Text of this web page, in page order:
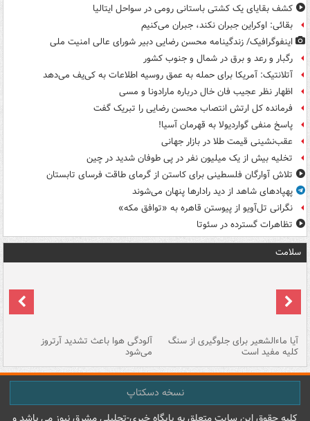
کشف بقایای یک کشتی باستانی رومی در سواحل ایتالیا
بقائی: اوکراین جبران نکند، جبران می‌کنیم
اینفوگرافیک/ زندگینامه محسن رضایی دبیر شورای عالی امنیت‌ ملی
رگبار و رعد و برق در شمال و جنوب کشور
آتلانتیک: آمریکا برای حمله به عمق روسیه اطلاعات به کی‌یف می‌دهد
اظهار نظر عجیب فان خال درباره مارادونا و مسی
فرمانده کل ارتش انتصاب محسن رضایی را تبریک گفت
پاسخ منفی گواردیولا به قهرمان آسیا!
عقب‌نشینی قیمت طلا در بازار جهانی
تخلیه بیش از یک میلیون نفر در پی طوفان شدید در چین
تلاش آوارگان فلسطینی برای کاستن از گرمای طاقت فرسای تابستان
پهپادهای شاهد از دید رادارها پنهان می‌شوند
نگرانی تل‌آویو از پیوستن قاهره به «توافق مکه»
تظاهرات گسترده در سئوتا
سلامت
آیا ماءالشعیر برای جلوگیری از سنگ
کلیه مفید است
آلودگی هوا باعث تشدید آرتروز
می‌شود
نسخه دسکتاپ